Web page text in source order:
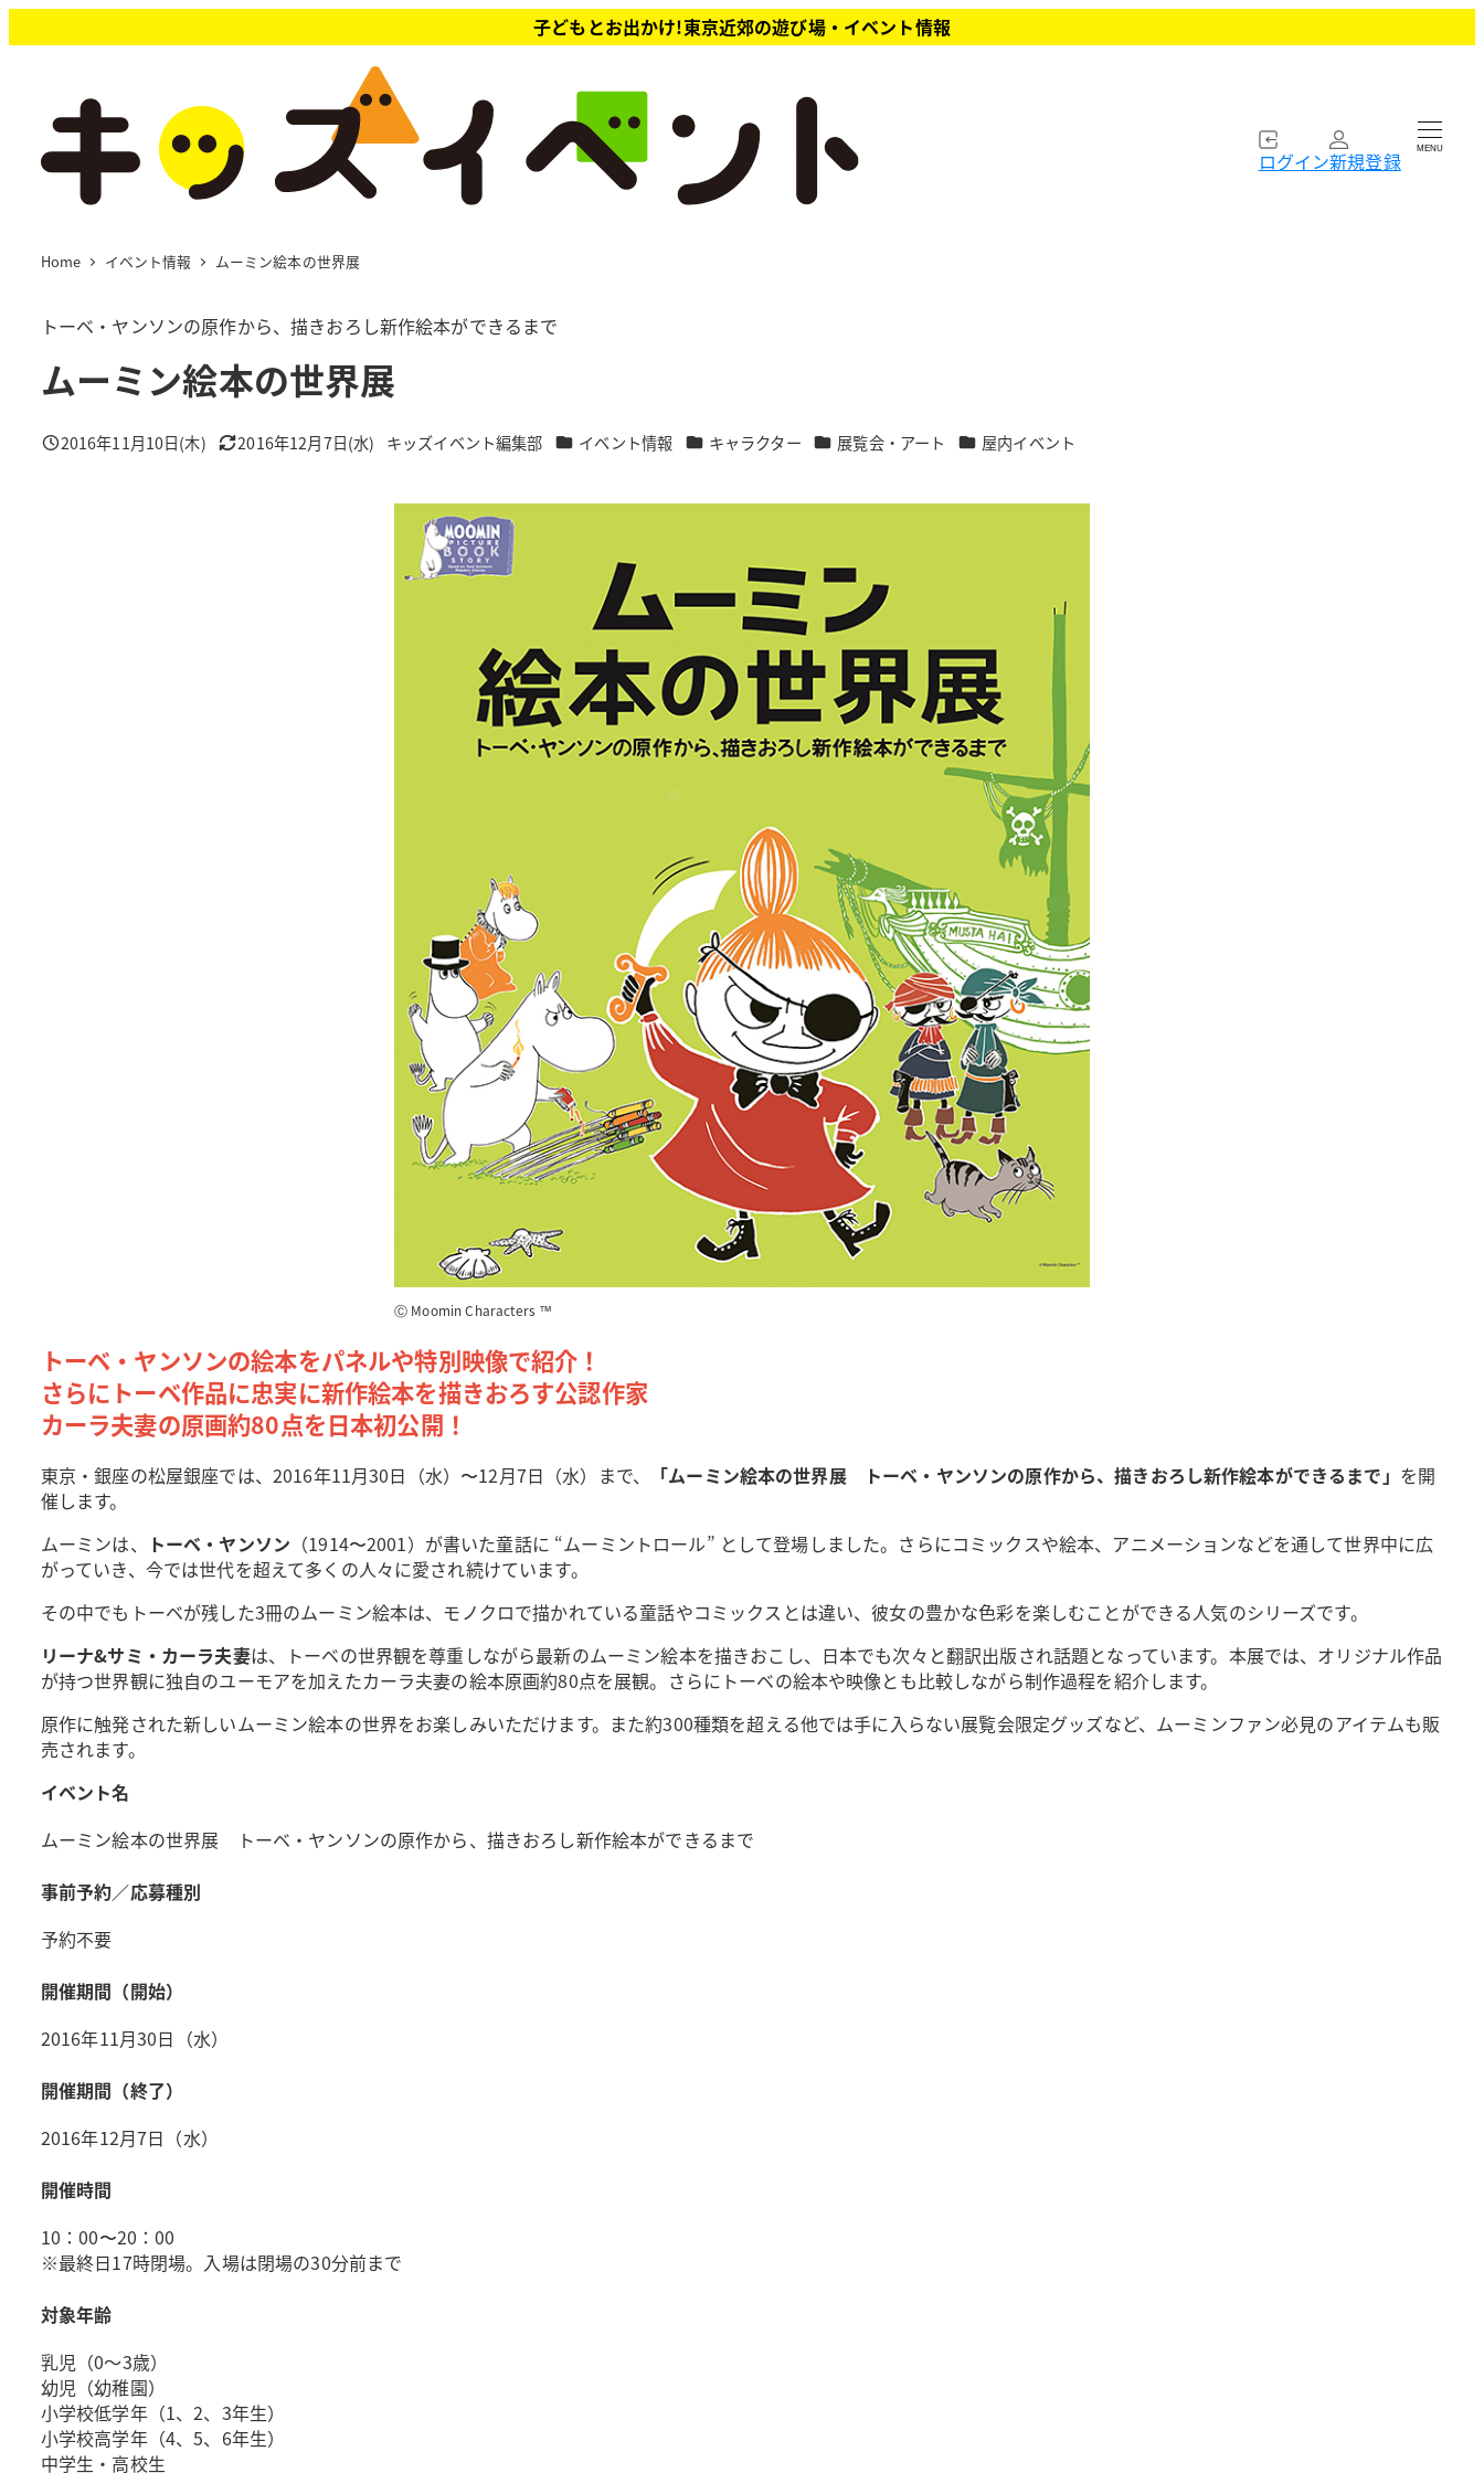
イ
子どもとお出かけ!東京近郊の遊び場・イベント情報
ログイン新規登録 MENU
Home イベント情報 ムーミン絵本の世界展
トーベ・ヤンソンの原作から、描きおろし新作絵本ができるまで
ムーミン絵本の世界展
投稿日
2016年11月10日(木) 更新日
2016年12月7日(水)
著
キッズイベント編集部 カテゴリー
イベント情報 カテゴリー
キャラクター カテゴリー
展覧会・アート カテゴリー
屋内イベント
Ⓒ Moomin Characters ™
トーベ・ヤンソンの絵本をパネルや特別映像で紹介！
さらにトーベ作品に忠実に新作絵本を描きおろす公認作家
カーラ夫妻の原画約80点を日本初公開！
東京・銀座の松屋銀座では、2016年11月30日（水）〜12月7日（水）まで、 「ムーミン絵本の世界展 トーベ・ヤンソンの原作から、描きおろし新作絵本ができるまで」 を開
催します。
ムーミンは、
トーベ・ヤンソン （1914〜2001）が書いた童話に “ムーミントロール” として登場しました。さらにコミックスや絵本、アニメーションなどを通して世界中に広
がっていき、今では世代を超えて多くの人々に愛され続けています。
その中でもトーベが残した3冊のムーミン絵本は、モノクロで描かれている童話やコミックスとは違い、彼女の豊かな色彩を楽しむことができる人気のシリーズです。
リーナ&サミ・カーラ夫妻は、トーベの世界観を尊重しながら最新のムーミン絵本を描きおこし、日本でも次々と翻訳出版され話題となっています。本展では、オリジナル作品
が持つ世界観に独自のユーモアを加えたカーラ夫妻の絵本原画約80点を展観。さらにトーベの絵本や映像とも比較しながら制作過程を紹介します。
原作に触発された新しいムーミン絵本の世界をお楽しみいただけます。また約300種類を超える他では手に入らない展覧会限定グッズなど、ムーミンファン必見のアイテムも販
売されます。
イベント名
ムーミン絵本の世界展 トーベ・ヤンソンの原作から、描きおろし新作絵本ができるまで
事前予約／応募種別
予約不要
開催期間（開始）
2016年11月30日（水）
開催期間（終了）
2016年12月7日（水）
開催時間
10：00〜20：00
※最終日17時閉場。入場は閉場の30分前まで
対象年齢
乳児（0～3歳）
幼児（幼稚園）
小学校低学年（1、2、3年生）
小学校高学年（4、5、6年生）
中学生・高校生